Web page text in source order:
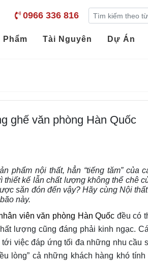
0966 336 816
Phẩm Tài Nguyên Dự Án
ghế văn phòng Hàn Quốc
phẩm nội thất, hẳn “tiếng tăm” của
kế lẫn chất lượng không thể chê
săn đón đến vậy? Hãy cùng Nội
này.
viên văn phòng Hàn Quốc đều có
lượng cũng đáng phải kinh ngạc.
việc đáp ứng tối đa những nhu cầu
lòng” cả những khách hàng khó tính